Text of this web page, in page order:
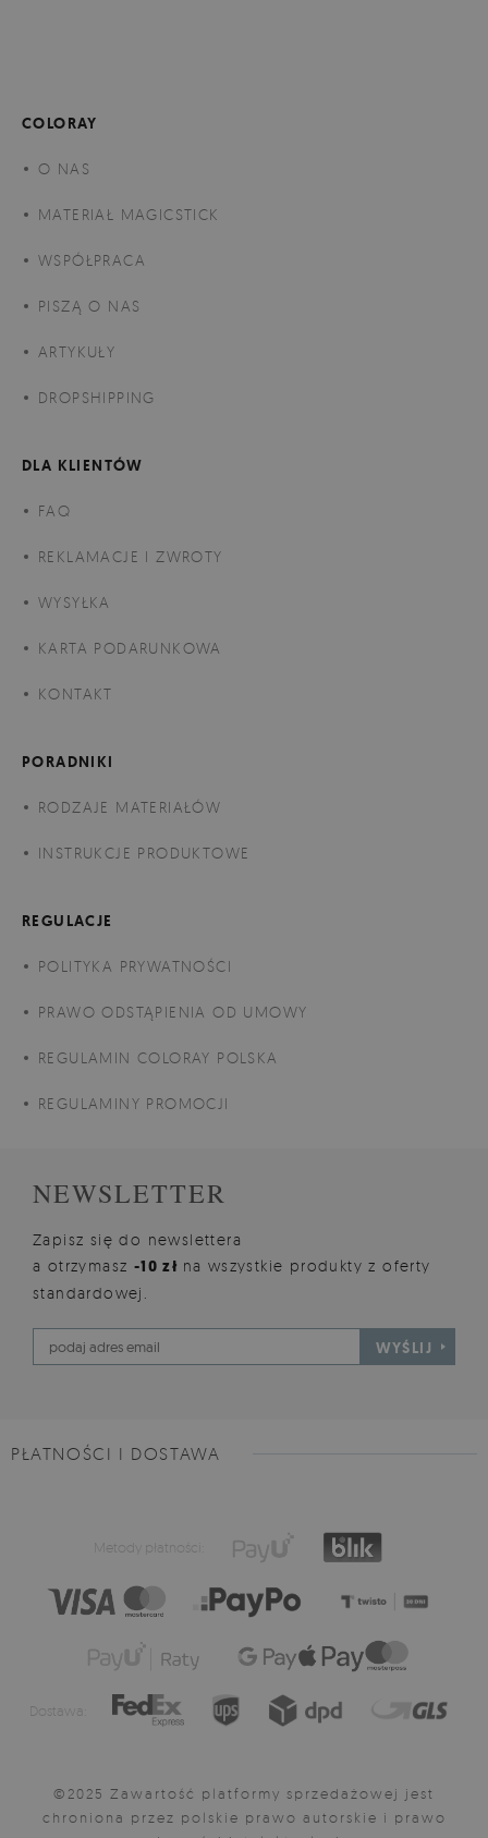
COLORAY
O NAS
MATERIAŁ MAGICSTICK
WSPÓŁPRACA
PISZĄ O NAS
ARTYKUŁY
DROPSHIPPING
DLA KLIENTÓW
FAQ
REKLAMACJE I ZWROTY
WYSYŁKA
KARTA PODARUNKOWA
KONTAKT
PORADNIKI
RODZAJE MATERIAŁÓW
INSTRUKCJE PRODUKTOWE
REGULACJE
POLITYKA PRYWATNOŚCI
PRAWO ODSTĄPIENIA OD UMOWY
REGULAMIN COLORAY POLSKA
REGULAMINY PROMOCJI
NEWSLETTER
Zapisz się do newslettera
a otrzymasz -10 zł na wszystkie produkty z oferty
standardowej.
WYŚLIJ
PŁATNOŚCI I DOSTAWA
Metody płatności:
Dostawa:
©2025 Zawartość platformy sprzedażowej jest
chroniona przez polskie prawo autorskie i prawo